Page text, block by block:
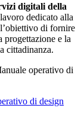
digitali della
dedicato alla
di fornire
progettazione e la
cittadinanza.
operativo di
di design